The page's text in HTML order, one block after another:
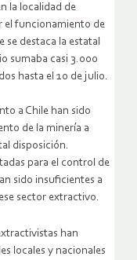
la localidad de
el funcionamiento de
se destaca la estatal
sumaba casi 3.000
hasta el 10 de julio.
a Chile han sido
de la minería a
disposición.
para el control de
sido insuficientes a
sector extractivo.
han
locales y nacionales